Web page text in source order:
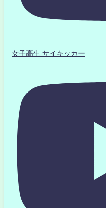
女子高生 サイキッカー